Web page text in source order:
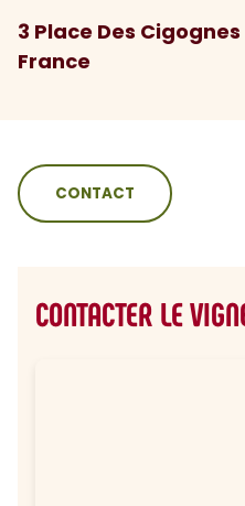
3 Place Des Cigognes
France
sommaire
CONTACT
CONTACTER LE